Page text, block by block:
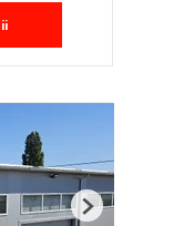
Next